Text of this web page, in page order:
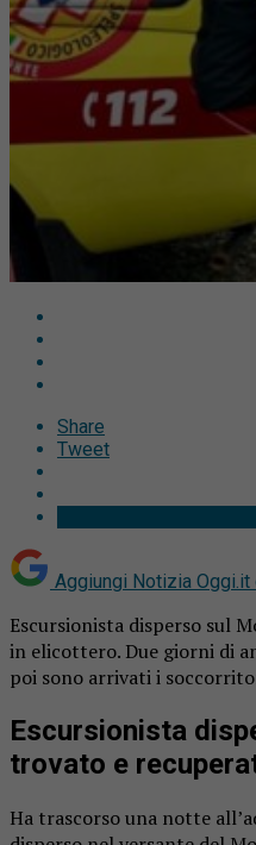
Share
Tweet
Aggiungi Notizia Oggi.it
Escursionista disperso sul
in elicottero. Due giorni di
poi sono arrivati i
Escursionista
trovato e
Ha trascorso una notte